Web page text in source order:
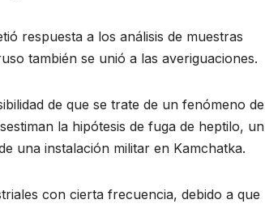
respuesta a los análisis de muestras
también se unió a las averiguaciones.
de que se trate de un fenómeno de
la hipótesis de fuga de heptilo, un
una instalación militar en Kamchatka.
con cierta frecuencia, debido a que